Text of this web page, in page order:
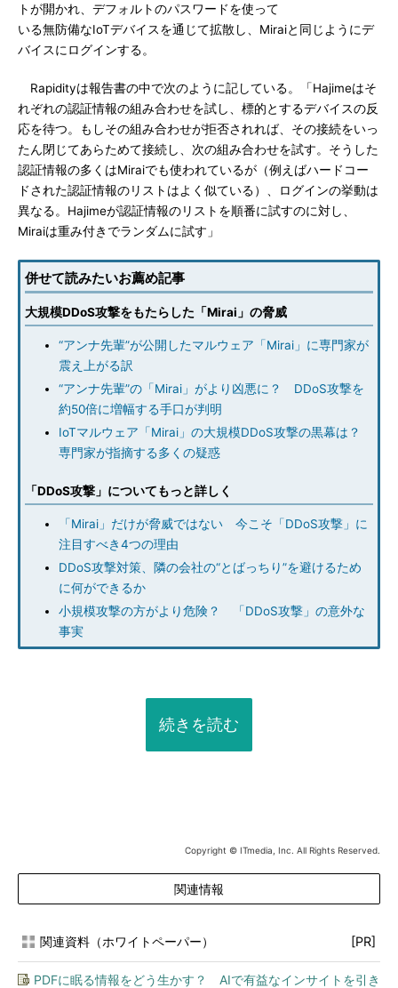
トが開かれ、デフォルトのパスワードを使って
いる無防備なIoTデバイスを通じて拡散し、Miraiと同じようにデ
バイスにログインする。
Rapidityは報告書の中で次のように記している。「Hajimeはそ
れぞれの認証情報の組み合わせを試し、標的とするデバイスの反
応を待つ。もしその組み合わせが拒否されれば、その接続をいっ
たん閉じてあらためて接続し、次の組み合わせを試す。そうした
認証情報の多くはMiraiでも使われているが（例えばハードコー
ドされた認証情報のリストはよく似ている）、ログインの挙動は
異なる。Hajimeが認証情報のリストを順番に試すのに対し、
Miraiは重み付きでランダムに試す」
併せて読みたいお薦め記事
大規模DDoS攻撃をもたらした「Mirai」の脅威
“アンナ先輩”が公開したマルウェア「Mirai」に専門家が
震え上がる訳
“アンナ先輩”の「Mirai」がより凶悪に？ DDoS攻撃を
約50倍に増幅する手口が判明
IoTマルウェア「Mirai」の大規模DDoS攻撃の黒幕は？
専門家が指摘する多くの疑惑
「DDoS攻撃」についてもっと詳しく
「Mirai」だけが脅威ではない 今こそ「DDoS攻撃」に
注目すべき4つの理由
DDoS攻撃対策、隣の会社の“とばっちり”を避けるため
に何ができるか
小規模攻撃の方がより危険？ 「DDoS攻撃」の意外な
事実
続きを読む
Copyright © ITmedia, Inc. All Rights Reserved.
関連情報
関連資料（ホワイトペーパー） [PR]
PDFに眠る情報をどう生かす？ AIで有益なインサイトを引き